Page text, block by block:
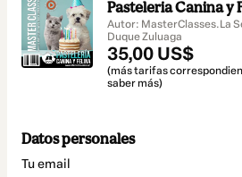
Pasteleria Canina y
Autor: MasterClasses.La
Duque Zuluaga
35,00 US$
(más tarifas
saber más)
Datos personales
Tu email